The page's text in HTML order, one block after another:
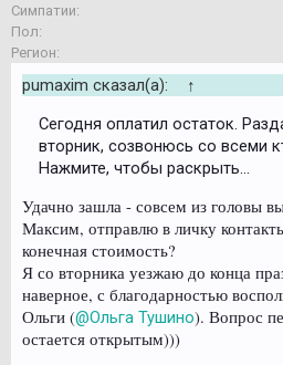
Симпатии:
Пол:
Регион:
pumaxim сказал(а):
↑
Сегодня оплатил остаток.
вторник, созвонюсь со всеми
Нажмите, чтобы раскрыть...
Удачно зашла - совсем из головы
Максим, отправлю в личку
конечная стоимость?
Я со вторника уезжаю до конца
наверное, с благодарностью
Ольги (@Ольга Тушино). Вопрос
остается открытым)))